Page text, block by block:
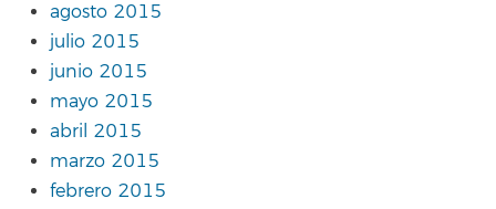
agosto 2015
julio 2015
junio 2015
mayo 2015
abril 2015
marzo 2015
febrero 2015